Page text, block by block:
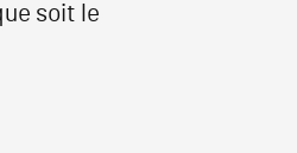
soit le